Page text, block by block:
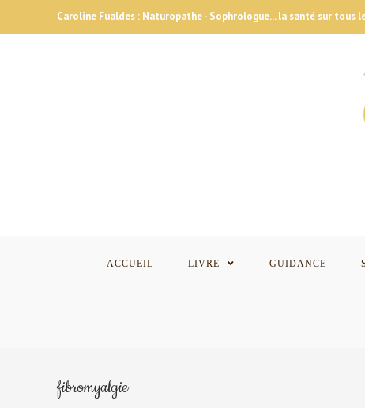
Caroline Fualdes : Naturopathe - Sophrologue... la santé sur tous
ACCUEIL LIVRE GUIDANCE
fibromyalgie